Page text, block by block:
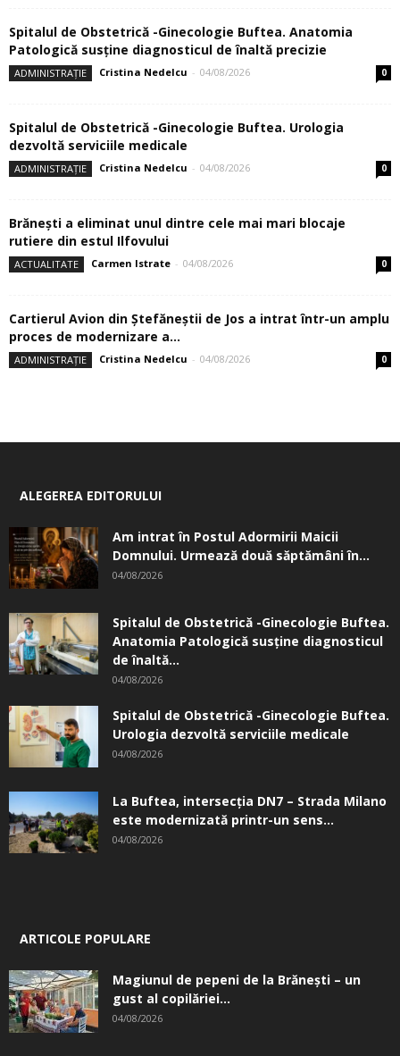
Spitalul de Obstetrică -Ginecologie Buftea. Anatomia
Patologică susţine diagnosticul de înaltă precizie
ADMINISTRAȚIE Cristina Nedelcu - 04/08/2026 0
Spitalul de Obstetrică -Ginecologie Buftea. Urologia
dezvoltă serviciile medicale
ADMINISTRAȚIE Cristina Nedelcu - 04/08/2026 0
Brănești a eliminat unul dintre cele mai mari blocaje
rutiere din estul Ilfovului
ACTUALITATE Carmen Istrate - 04/08/2026 0
Cartierul Avion din Ştefăneştii de Jos a intrat într-un amplu
proces de modernizare a...
ADMINISTRAȚIE Cristina Nedelcu - 04/08/2026 0
ALEGEREA EDITORULUI
Am intrat în Postul Adormirii Maicii
Domnului. Urmează două săptămâni în...
04/08/2026
Spitalul de Obstetrică -Ginecologie Buftea.
Anatomia Patologică susţine diagnosticul
de înaltă...
04/08/2026
Spitalul de Obstetrică -Ginecologie Buftea.
Urologia dezvoltă serviciile medicale
04/08/2026
La Buftea, intersecţia DN7 – Strada Milano
este modernizată printr-un sens...
04/08/2026
ARTICOLE POPULARE
Magiunul de pepeni de la Brăneşti – un
gust al copilăriei...
04/08/2026